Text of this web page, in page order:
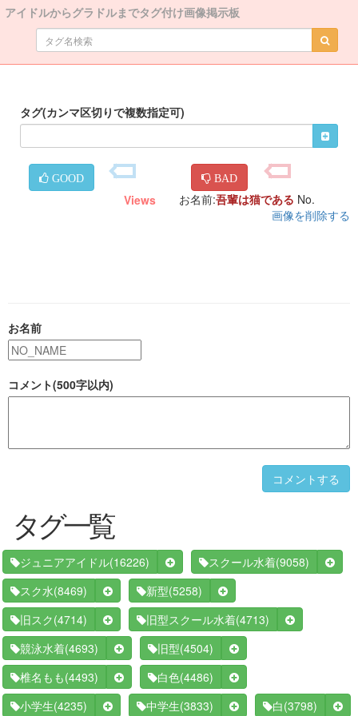
アイドルからグラドルまでタグ付け画像掲示板
タグ(カンマ区切りで複数指定可)
GOOD BAD
Views お名前:吾輩は猫である No.
画像を削除する
お名前
コメント(500字以内)
コメントする
タグ一覧
ジュニアアイドル(16226) スクール水着(9058)
スク水(8469) 新型(5258)
旧スク (4714) 旧型スクール水着(4713)
競泳水着(4693) 旧型(4504)
椎名もも (4493) 白色(4486)
小学生(4235) 中学生(3833) 白 (3798)